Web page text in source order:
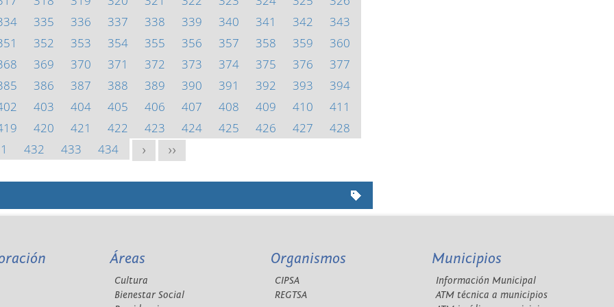
335 336 337 338 339 340 341 342
343
352 353 354 355 356 357 358 359
360
369 370 371 372 373 374 375 376
377
386 387 388 389 390 391 392 393
394
403 404 405 406 407 408 409 410
411
420 421 422 423 424 425 426 427
428
432 433 434 > >>
Áreas
Cultura
Bienestar Social
Organismos
CIPSA
REGTSA
Municipios
Información Municipal
ATM técnica a municipios